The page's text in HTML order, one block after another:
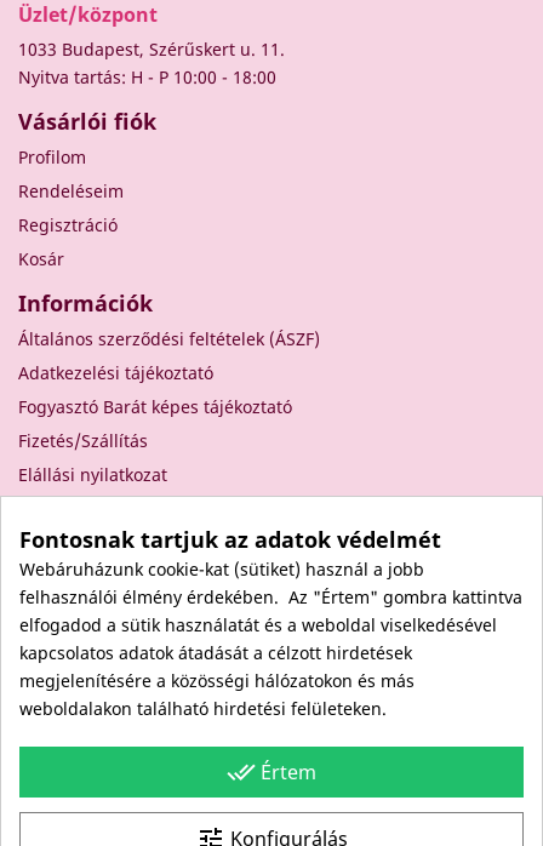
Üzlet/központ
1033 Budapest, Szérűskert u. 11.
Nyitva tartás: H - P 10:00 - 18:00
Vásárlói fiók
Profilom
Rendeléseim
Regisztráció
Kosár
Információk
Általános szerződési feltételek (ÁSZF)
Adatkezelési tájékoztató
Fogyasztó Barát képes tájékoztató
Fizetés/Szállítás
Elállási nyilatkozat
Rólunk
Kapcsolat
Viszonteladóknak
Kövess minket itt is!
Facebook
Site protected by reCAPTCHA.
Fontosnak tartjuk az adatok védelmét
Webáruházunk cookie-kat (sütiket) használ a jobb
felhasználói élmény érdekében. Az "Értem" gombra kattintva
elfogadod a sütik használatát és a weboldal viselkedésével
kapcsolatos adatok átadását a célzott hirdetések
megjelenítésére a közösségi hálózatokon és más
weboldalakon található hirdetési felületeken.
done_all Értem
tune Konfigurálás